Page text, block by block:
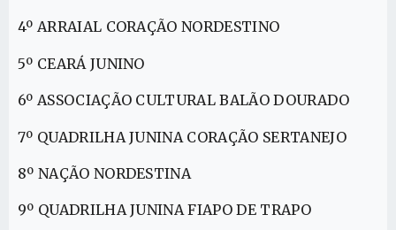
4º ARRAIAL CORAÇÃO NORDESTINO
5º CEARÁ JUNINO
6º ASSOCIAÇÃO CULTURAL BALÃO DOURADO
7º QUADRILHA JUNINA CORAÇÃO SERTANEJO
8º NAÇÃO NORDESTINA
9º QUADRILHA JUNINA FIAPO DE TRAPO